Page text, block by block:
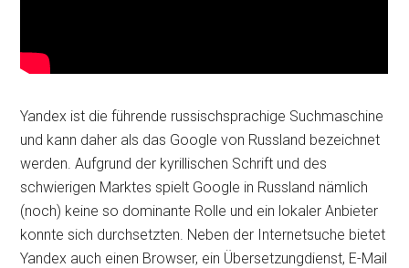
Yandex ist die führende russischsprachige Suchmaschine
und kann daher als das Google von Russland bezeichnet
werden. Aufgrund der kyrillischen Schrift und des
schwierigen Marktes spielt Google in Russland nämlich
(noch) keine so dominante Rolle und ein lokaler Anbieter
konnte sich durchsetzten. Neben der Internetsuche bietet
Yandex auch einen Browser, ein Übersetzungdienst, E-Mail